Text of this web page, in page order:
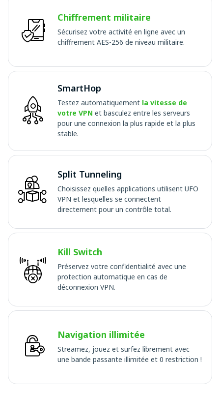
Chiffrement militaire
Sécurisez votre activité en ligne avec un
chiffrement AES-256 de niveau militaire.
SmartHop
Testez automatiquement la vitesse de
votre VPN et basculez entre les serveurs
pour une connexion la plus rapide et la plus
stable.
Split Tunneling
Choisissez quelles applications utilisent UFO
VPN et lesquelles se connectent
directement pour un contrôle total.
Kill Switch
Préservez votre confidentialité avec une
protection automatique en cas de
déconnexion VPN.
Navigation illimitée
Streamez, jouez et surfez librement avec
une bande passante illimitée et 0 restriction !